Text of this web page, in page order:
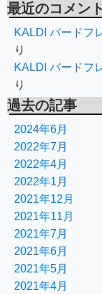
最近のコメント
KALDI バードフ
り
KALDI バードフ
り
過去の記事
2024年6月
2022年7月
2022年4月
2022年1月
2021年12月
2021年11月
2021年7月
2021年6月
2021年5月
2021年4月